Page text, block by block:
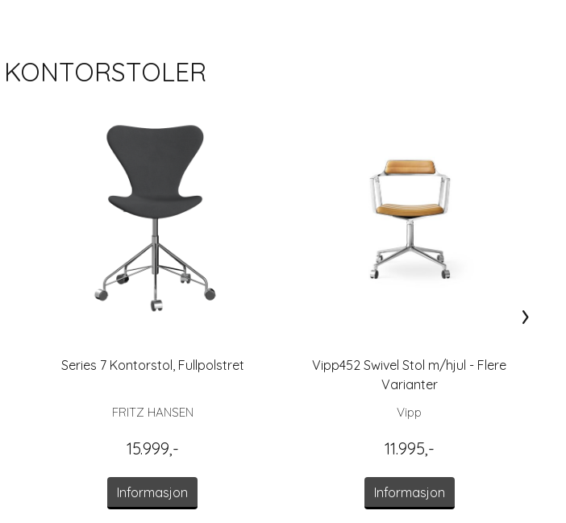
KONTORSTOLER
Series 7 Kontorstol, Fullpolstret
FRITZ HANSEN
15.999,-
Informasjon
Vipp452 Swivel Stol m/hjul - Flere
Varianter
Vipp
11.995,-
Informasjon
›